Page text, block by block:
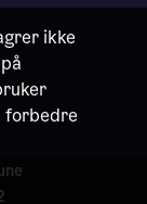
ikke
forbedre